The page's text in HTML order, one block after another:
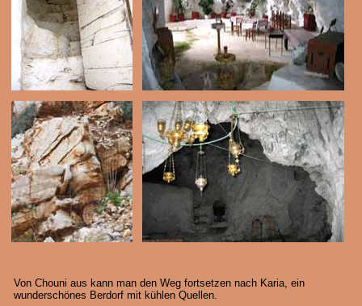
Von Chouni aus kann man den Weg fortsetzen nach Karia, ein
wunderschönes Berdorf mit kühlen Quellen.